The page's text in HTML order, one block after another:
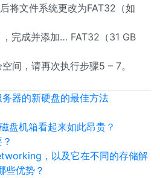
将文件系统更改为FAT32（如
，完成并添加… FAT32（31 GB
间，请再次执行步骤5 – 7。
器的新硬盘的最佳方法
盘机箱看起来如此昂贵？
，以及它在不同的存储解
些优势？